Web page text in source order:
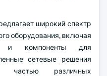
широкий спектр
оборудования, включая
и компоненты для
сетевые решения
частью различных